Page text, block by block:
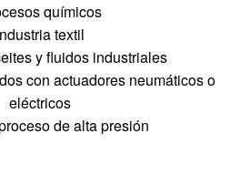
químicos
textil
y fluidos industriales
con actuadores neumáticos o
eléctricos
de alta presión